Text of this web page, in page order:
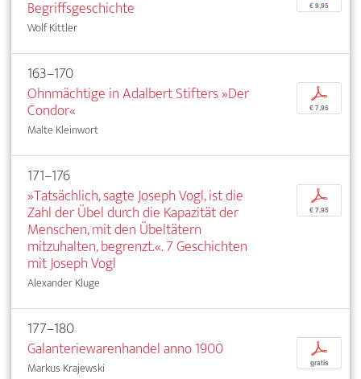
Begriffsgeschichte
Wolf Kittler
€ 9,95
163–170
Ohnmächtige in Adalbert Stifters »Der
Condor«
Malte Kleinwort
p
€ 7,95
171–176
»Tatsächlich, sagte Joseph Vogl, ist die
Zahl der Übel durch die Kapazität der
Menschen, mit den Übeltätern
mitzuhalten, begrenzt.«. 7 Geschichten
mit Joseph Vogl
Alexander Kluge
p
€ 7,95
177–180
Galanteriewarenhandel anno 1900
Markus Krajewski
p
gratis